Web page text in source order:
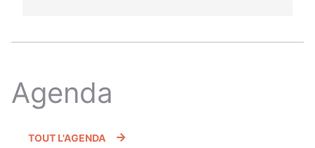
Agenda
TOUT L'AGENDA